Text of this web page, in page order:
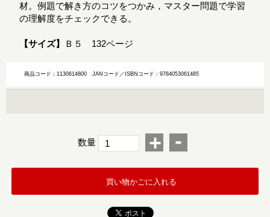
材。例題で解き方のコツをつかみ，マスター問題で学習
の理解度をチェックできる。
【サイズ】 Ｂ５ 132ページ
商品コード：1130614800JANコード／ISBNコード：9784053061485
数量 + -
買い物かごに入れる